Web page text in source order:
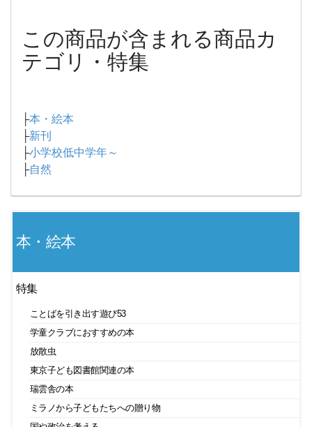
この商品が含まれる商品カ
テゴリ・特集
├本・絵本
├新刊
├小学校低中学年～
├自然
本・絵本
特集
ことばを引き出す遊び53
学童クラブにおすすめの本
放散虫
東京子ども図書館関連の本
瑞雲舎の本
ミラノから子どもたちへの贈り物